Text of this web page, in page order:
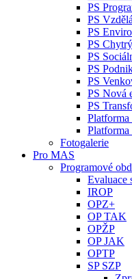
PS
PS
PS Enviro
PS
PS
PS
PS
PS Nová
PS
Fotogalerie
Pro MAS
Programové
Evaluace
IROP
OPZ+
OP TAK
OPŽP
OP JAK
OPTP
SP SZP